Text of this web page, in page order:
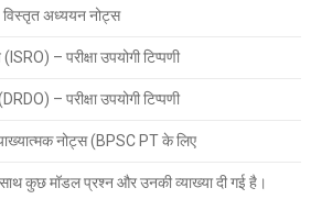
विस्तृत अध्ययन नोट्स
– परीक्षा उपयोगी टिप्पणी
– परीक्षा उपयोगी टिप्पणी
नोट्स (BPSC PT के लिए
कुछ मॉडल प्रश्न और उनकी व्याख्या दी गई है।